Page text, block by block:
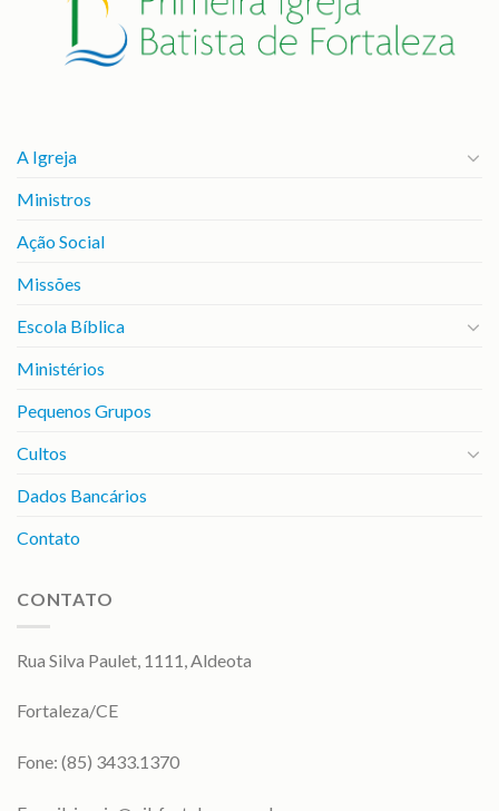
A Igreja
Ministros
Ação Social
Missões
Escola Bíblica
Ministérios
Pequenos Grupos
Cultos
Dados Bancários
Contato
CONTATO
Rua Silva Paulet, 1111, Aldeota
Fortaleza/CE
Fone: (85) 3433.1370